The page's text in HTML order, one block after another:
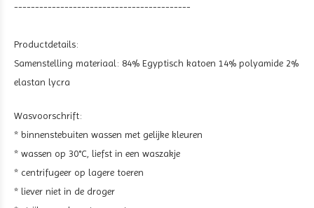
------------------------------------------
Productdetails:
Samenstelling materiaal: 84% Egyptisch katoen 14% polyamide 2%
elastan lycra
Wasvoorschrift:
* binnenstebuiten wassen met gelijke kleuren
* wassen op 30°C, liefst in een waszakje
* centrifugeer op lagere toeren
* liever niet in de droger